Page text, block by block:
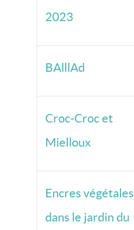
2023
BAlllAd
Croc-Croc et
Mielloux
Encres végétales
dans le jardin du